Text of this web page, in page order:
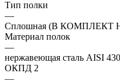
Тип полки
—
Сплошная (В КОМПЛЕКТ
Материал полок
—
нержавеющая сталь AISI
ОКПД 2